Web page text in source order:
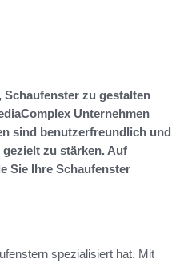
zu gestalten
Unternehmen
sind benutzerfreundlich und
zu stärken. Auf
Sie Ihre Schaufenster
spezialisiert hat. Mit